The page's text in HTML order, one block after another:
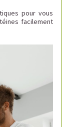
pour vous
facilement